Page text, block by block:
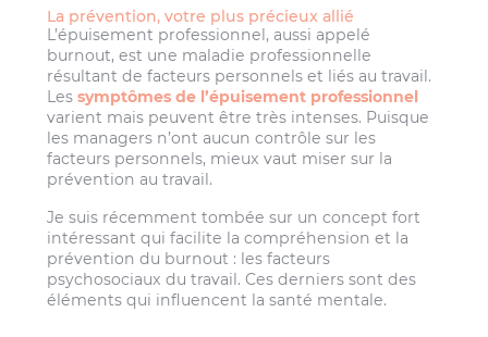
La prévention, votre plus précieux allié
L’épuisement professionnel, aussi appelé
burnout, est une maladie professionnelle
résultant de facteurs personnels et liés au travail.
Lessymptômes de l’épuisement professionnel
varient mais peuvent être très intenses. Puisque
les managers n’ont aucun contrôle sur les
facteurs personnels, mieux vaut miser sur la
prévention au travail.
Je suis récemment tombée sur un concept fort
intéressant qui facilite la compréhension et la
prévention du burnout : les facteurs
psychosociaux du travail. Ces derniers sont des
éléments qui influencent la santé mentale.